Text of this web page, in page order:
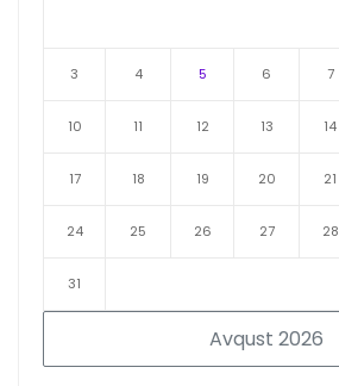
Avqust 2026
3 4 5 6 7
10 11 12 13 14
17 18 19 20 21
24 25 26 27 28
31